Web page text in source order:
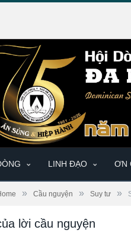
LINH ĐẠO ƠN
» Cầu nguyện » Suy tư »
lời cầu nguyện